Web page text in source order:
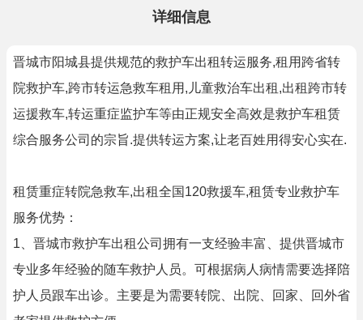
详细信息
晋城市阳城县提供规范的救护车出租转运服务,租用跨省转
院救护车,跨市转运急救车租用,儿童救治车出租,出租跨市转
运援救车,转运重症监护车等由正规安全高效是救护车租赁
综合服务公司的宗旨.提供转运方案,让老百姓用得安心实在.
租赁重症转院急救车,出租全国120救援车,租赁专业救护车
服务优势：
1、晋城市救护车出租公司拥有一支经验丰富、提供晋城市
专业多年经验的随车救护人员。可根据病人病情需要选择陪
护人员跟车出诊。主要是为需要转院、出院、回家、回外省